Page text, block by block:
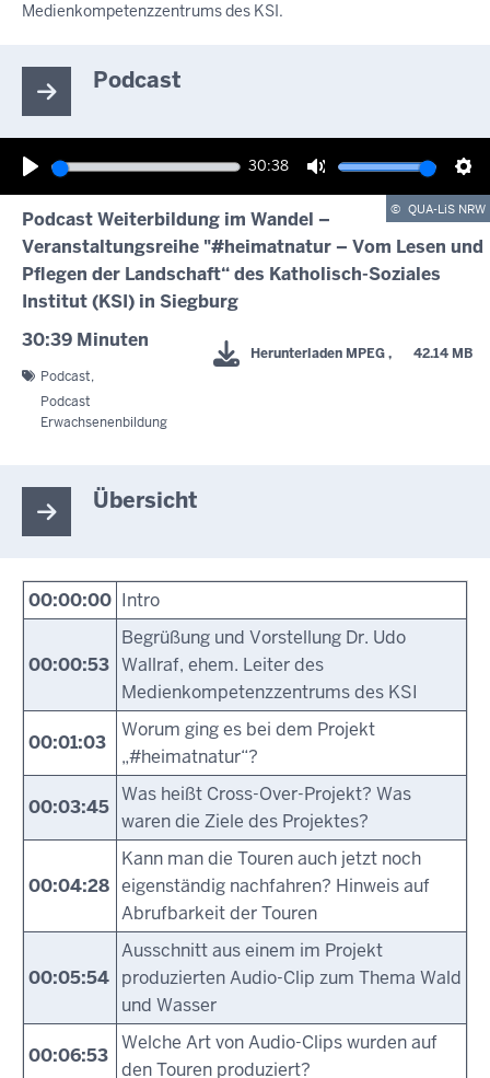
Medienkompetenzzentrums des KSI.
Podcast
Wiedergabe
30:38
Ton
stummschalten
© QUA-LiS NRW
Podcast Weiterbildung im Wandel –
Veranstaltungsreihe "#heimatnatur – Vom Lesen und
Pflegen der Landschaft“ des Katholisch-Soziales
Institut (KSI) in Siegburg
Herunterladen MPEG
      42.14 MB
30:39 Minuten
Podcast
Podcast
Erwachsenenbildung
Übersicht
00:00:00 Intro
00:00:53
Begrüßung und Vorstellung Dr. Udo
Wallraf, ehem. Leiter des
Medienkompetenzzentrums des KSI
00:01:03
Worum ging es bei dem Projekt
„#heimatnatur“?
00:03:45
Was heißt Cross-Over-Projekt? Was
waren die Ziele des Projektes?
00:04:28
Kann man die Touren auch jetzt noch
eigenständig nachfahren? Hinweis auf
Abrufbarkeit der Touren
00:05:54
Ausschnitt aus einem im Projekt
produzierten Audio-Clip zum Thema Wald
und Wasser
00:06:53
Welche Art von Audio-Clips wurden auf
den Touren produziert?